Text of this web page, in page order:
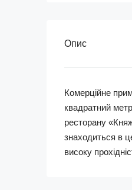
Опис
Комерційне
квадратний
ресторану
знаходиться в
високу